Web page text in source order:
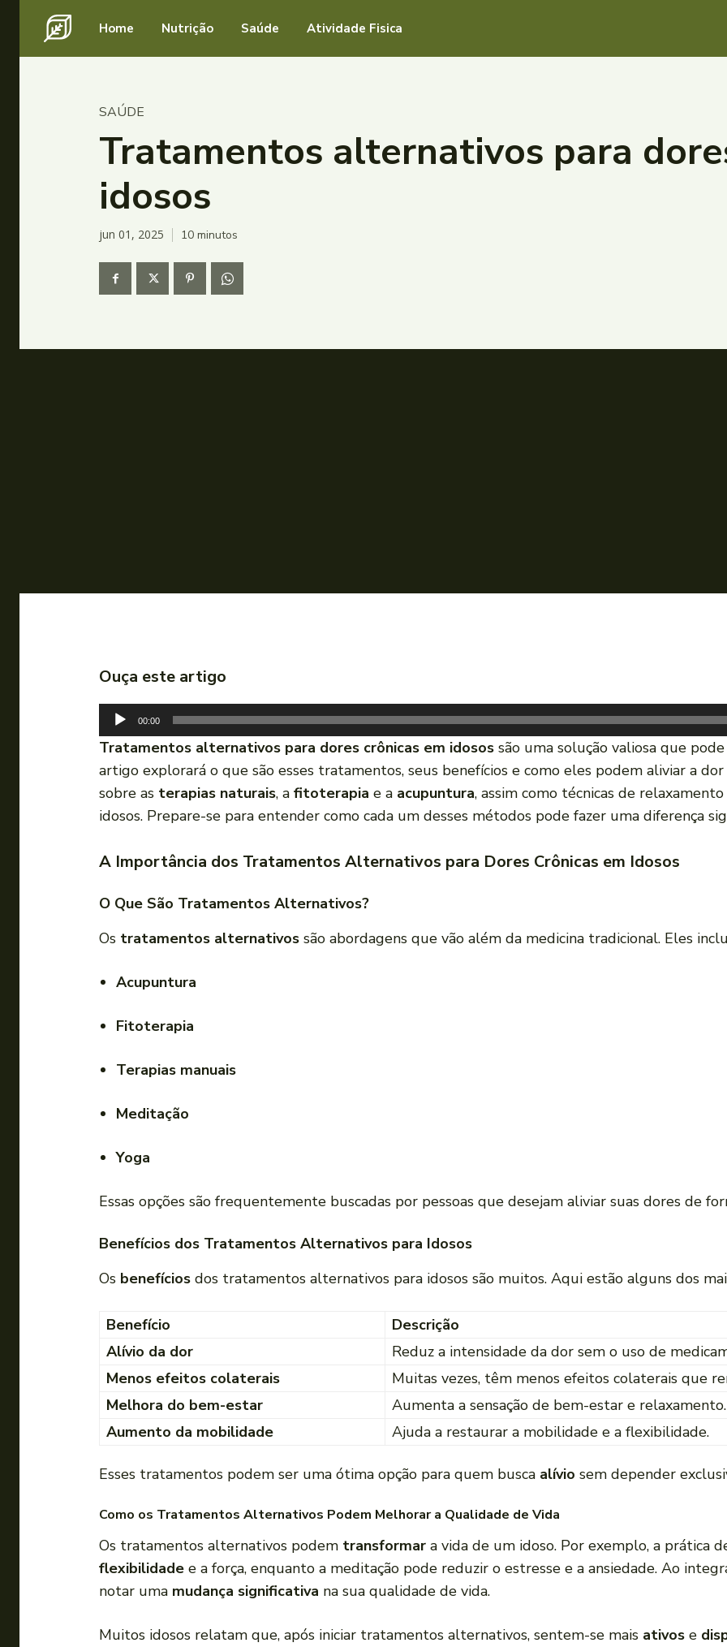
Home Nutrição Saúde Atividade Fisica
SAÚDE
Tratamentos alternativos para
idosos
jun 01, 2025 10 minutos
Ouça este artigo
o
d
d
e
u
i
00:00
Tratamentos alternativos para dores crônicas em idosos são uma solução valiosa que
artigo explorará o que são esses tratamentos, seus benefícios e como eles podem aliviar a
sobre as terapias naturais, a fitoterapia e a acupuntura, assim como técnicas de
idosos. Prepare-se para entender como cada um desses métodos pode fazer uma diferença
A Importância dos Tratamentos Alternativos para Dores Crônicas em Idosos
O Que São Tratamentos Alternativos?
Os tratamentos alternativos são abordagens que vão além da medicina tradicional. Eles
Acupuntura
Fitoterapia
Terapias manuais
Meditação
Yoga
Essas opções são frequentemente buscadas por pessoas que desejam aliviar suas dores de
Benefícios dos Tratamentos Alternativos para Idosos
Os benefícios dos tratamentos alternativos para idosos são muitos. Aqui estão alguns dos
Benefício
Descrição
Alívio da dor
Reduz a intensidade da dor sem o uso de
Menos efeitos colaterais
Muitas vezes, têm menos efeitos colaterais que
Melhora do bem-estar
Aumenta a sensação de bem-estar e relaxamento.
Aumento da mobilidade
Ajuda a restaurar a mobilidade e a flexibilidade.
Esses tratamentos podem ser uma ótima opção para quem busca alívio sem depender
Como os Tratamentos Alternativos Podem Melhorar a Qualidade de Vida
Os tratamentos alternativos podem transformar a vida de um idoso. Por exemplo, a prática
flexibilidade e a força, enquanto a meditação pode reduzir o estresse e a ansiedade. Ao
notar uma mudança significativa na sua qualidade de vida.
Muitos idosos relatam que, após iniciar tratamentos alternativos, sentem-se mais ativos e